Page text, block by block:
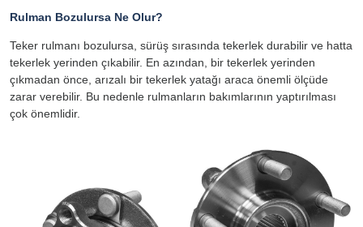
Rulman Bozulursa Ne Olur?
Teker rulmanı bozulursa, sürüş sırasında tekerlek durabilir ve hatta
tekerlek yerinden çıkabilir. En azından, bir tekerlek yerinden
çıkmadan önce, arızalı bir tekerlek yatağı araca önemli ölçüde
zarar verebilir. Bu nedenle rulmanların bakımlarının yaptırılması
çok önemlidir.